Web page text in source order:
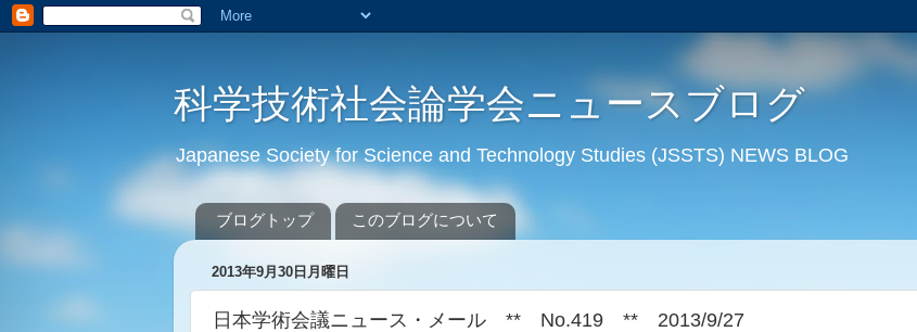
科学技術社会論学会ニュースブログ
Japanese Society for Science and Technology Studies (JSSTS) NEWS BLOG
ブログトップ このブログについて
2013年9月30日月曜日
日本学術会議ニュース・メール ** No.419 ** 2013/9/27